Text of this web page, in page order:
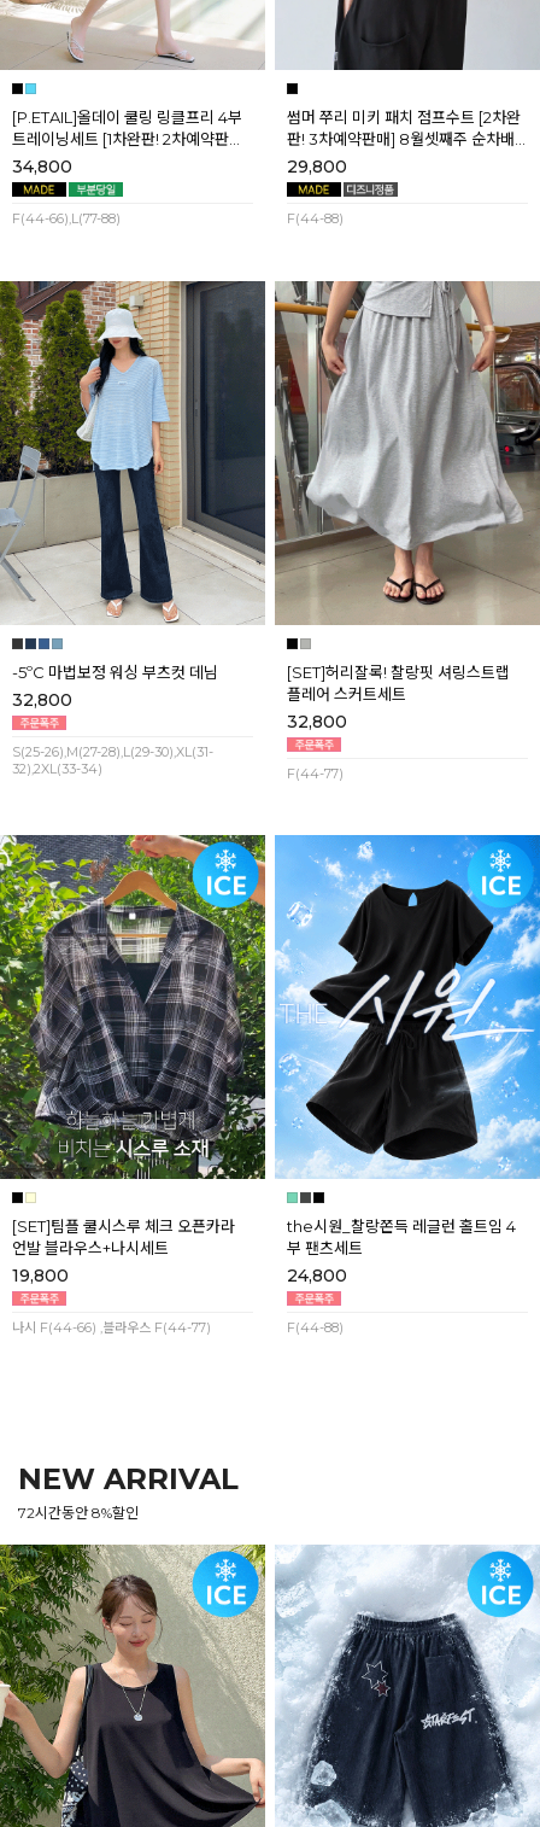
[P.ETAIL]올데이 쿨링 링클프리 4부
트레이닝세트 [1차완판! 2차예약판매]
[블랙L] 8월셋째주 순차배송
34,800
F(44-66),L(77-88)
썸머 쭈리 미키 패치 점프수트 [2차완
판! 3차예약판매] 8월셋째주 순차배
송
29,800
F(44-88)
-5ºC 마법보정 워싱 부츠컷 데님
32,800
S(25-26),M(27-28),L(29-30),XL(31-
32),2XL(33-34)
[SET]허리잘록! 찰랑핏 셔링스트랩
플레어 스커트세트
32,800
F(44-77)
[SET]팀플 쿨시스루 체크 오픈카라
언발 블라우스+나시세트
19,800
나시 F(44-66) ,블라우스 F(44-77)
the시원_찰랑쫀득 레글런 홀트임 4
부 팬츠세트
24,800
F(44-88)
NEW ARRIVAL
72시간동안 8%할인